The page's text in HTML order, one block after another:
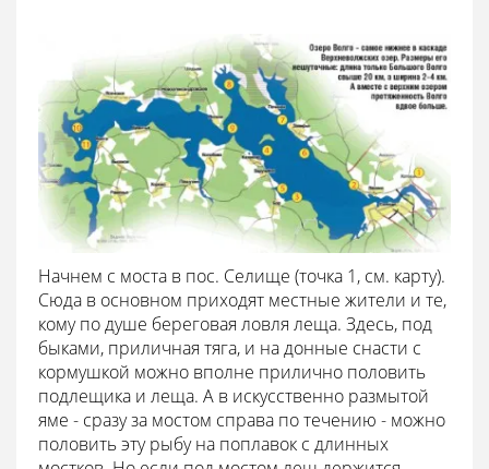
Начнем с моста в пос. Селище (точка 1, см. карту).
Сюда в основном приходят местные жители и те,
кому по душе береговая ловля леща. Здесь, под
быками, приличная тяга, и на донные снасти с
кормушкой можно вполне прилично половить
подлещика и леща. А в искусственно размытой
яме - сразу за мостом справа по течению - можно
половить эту рыбу на поплавок с длинных